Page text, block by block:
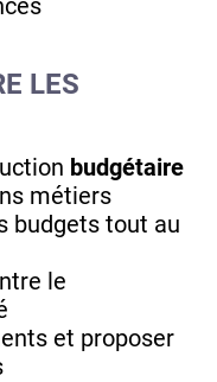
LES
budgétaire
métiers
budgets tout au
le
et proposer